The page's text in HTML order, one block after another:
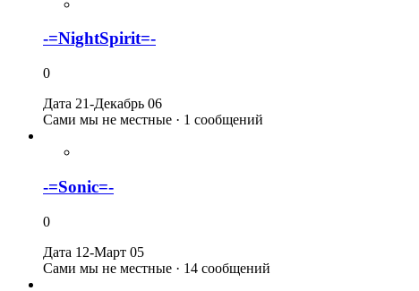
-=NightSpirit=-
0
Дата 21-Декабрь 06
Сами мы не местные · 1 сообщений
-=Sonic=-
0
Дата 12-Март 05
Сами мы не местные · 14 сообщений